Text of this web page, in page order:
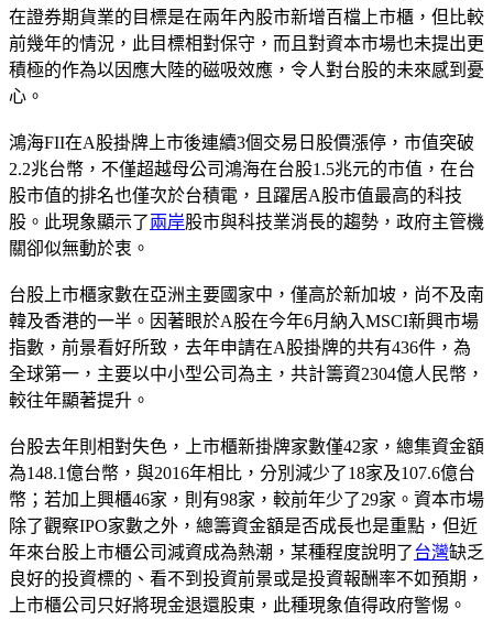
在證券期貨業的目標是在兩年內股市新增百檔上市櫃，但比較
前幾年的情況，此目標相對保守，而且對資本市場也未提出更
積極的作為以因應大陸的磁吸效應，令人對台股的未來感到憂
心。
鴻海FII在A股掛牌上市後連續3個交易日股價漲停，市值突破
2.2兆台幣，不僅超越母公司鴻海在台股1.5兆元的市值，在台
股市值的排名也僅次於台積電，且躍居A股市值最高的科技
股。此現象顯示了兩岸股市與科技業消長的趨勢，政府主管機
關卻似無動於衷。
台股上市櫃家數在亞洲主要國家中，僅高於新加坡，尚不及南
韓及香港的一半。因著眼於A股在今年6月納入MSCI新興市場
指數，前景看好所致，去年申請在A股掛牌的共有436件，為
全球第一，主要以中小型公司為主，共計籌資2304億人民幣，
較往年顯著提升。
台股去年則相對失色，上市櫃新掛牌家數僅42家，總集資金額
為148.1億台幣，與2016年相比，分別減少了18家及107.6億台
幣；若加上興櫃46家，則有98家，較前年少了29家。資本市場
除了觀察IPO家數之外，總籌資金額是否成長也是重點，但近
年來台股上市櫃公司減資成為熱潮，某種程度說明了台灣缺乏
良好的投資標的、看不到投資前景或是投資報酬率不如預期，
上市櫃公司只好將現金退還股東，此種現象值得政府警惕。